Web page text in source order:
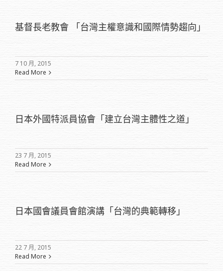
基督長老教會 「台灣主權意識和國際情勢趨向」
7 10 月, 2015
Read More
日本外國特派員協會「建立台灣主體性之道」
23 7 月, 2015
Read More
日本國會議員會館演講「台灣的典範轉移」
22 7 月, 2015
Read More